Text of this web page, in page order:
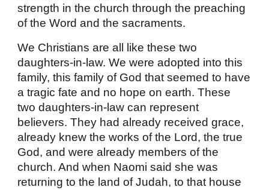
strength in the church through the preaching
of the Word and the sacraments.
We Christians are all like these two
daughters-in-law. We were adopted into this
family, this family of God that seemed to have
a tragic fate and no hope on earth. These
two daughters-in-law can represent
believers. They had already received grace,
already knew the works of the Lord, the true
God, and were already members of the
church. And when Naomi said she was
returning to the land of Judah, to that house